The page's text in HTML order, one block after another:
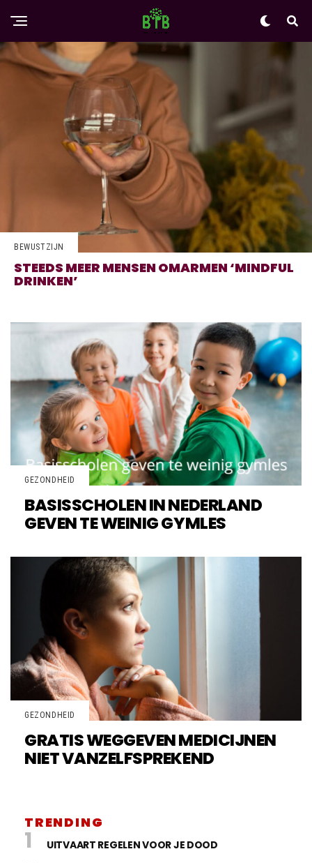
BEWUSTZIJN
STEEDS MEER MENSEN OMARMEN ‘MINDFUL
DRINKEN’
GEZONDHEID
BASISSCHOLEN IN NEDERLAND
GEVEN TE WEINIG GYMLES
GEZONDHEID
GRATIS WEGGEVEN MEDICIJNEN
NIET VANZELFSPREKEND
TRENDING
UITVAART REGELEN VOOR JE DOOD